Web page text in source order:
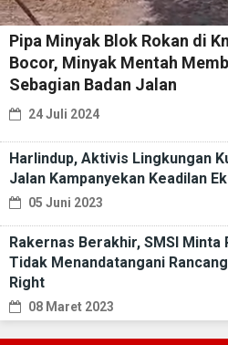
Pipa Minyak Blok Rokan di
Bocor, Minyak Mentah
Sebagian Badan Jalan
24 Juli 2024
Harlindup, Aktivis Lingkungan
Jalan Kampanyekan Keadilan
05 Juni 2023
Rakernas Berakhir, SMSI
Tidak Menandatangani
Right
08 Maret 2023